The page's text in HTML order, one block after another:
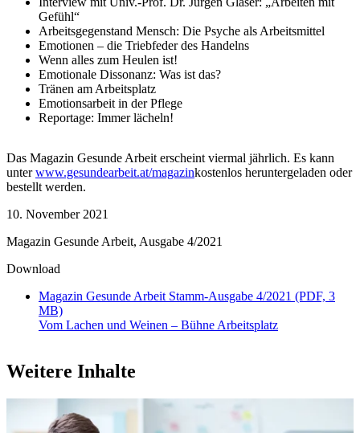
Gefühl“
Arbeitsgegenstand Mensch: Die Psyche als Arbeitsmittel
Emotionen – die Triebfeder des Handelns
Wenn alles zum Heulen ist!
Emotionale Dissonanz: Was ist das?
Tränen am Arbeitsplatz
Emotionsarbeit in der Pflege
Reportage: Immer lächeln!
Das Magazin Gesunde Arbeit erscheint viermal jährlich. Es kann
unterwww.gesundearbeit.at/magazinkostenlos heruntergeladen oder
bestellt werden.
10. November 2021
Magazin Gesunde Arbeit, Ausgabe 4/2021
Download
Magazin Gesunde Arbeit Stamm-Ausgabe 4/2021 (PDF, 3
MB)
Vom Lachen und Weinen – Bühne Arbeitsplatz
Weitere Inhalte